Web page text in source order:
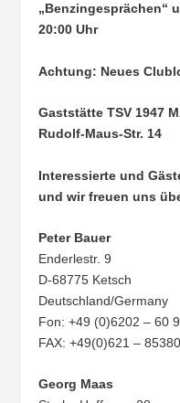
„Benzingesprächen“
20:00 Uhr
Achtung: Neues
Gaststätte TSV 1947
Rudolf-Maus-Str. 14
Interessierte und
und wir freuen uns
Peter Bauer
Enderlestr. 9
D-68775 Ketsch
Deutschland/Germany
Fon: +49 (0)6202 – 60
FAX: +49(0)621 –
Georg Maas